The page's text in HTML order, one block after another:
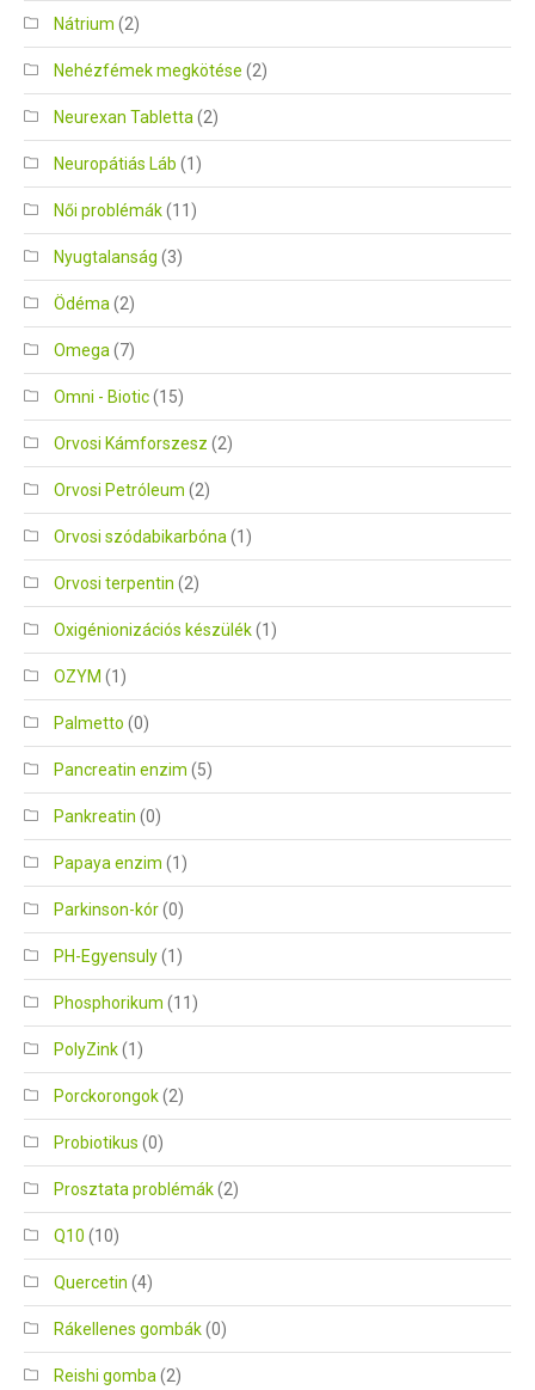
Nátrium (2)
Nehézfémek megkötése (2)
Neurexan Tabletta(2)
Neuropátiás Láb (1)
Női problémák(11)
Nyugtalanság (3)
Ödéma(2)
Omega(7)
Omni - Biotic(15)
Orvosi Kámforszesz (2)
Orvosi Petróleum (2)
Orvosi szódabikarbóna(1)
Orvosi terpentin (2)
Oxigénionizációs készülék(1)
OZYM (1)
Palmetto (0)
Pancreatin enzim (5)
Pankreatin (0)
Papaya enzim (1)
Parkinson-kór(0)
PH-Egyensuly(1)
Phosphorikum (11)
PolyZink(1)
Porckorongok(2)
Probiotikus (0)
Prosztata problémák(2)
Q10 (10)
Quercetin (4)
Rákellenes gombák(0)
Reishi gomba(2)